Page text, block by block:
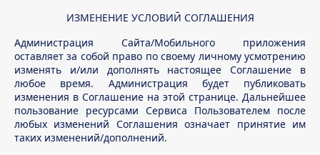
ИЗМЕНЕНИЕ УСЛОВИЙ СОГЛАШЕНИЯ
Администрация Сайта/Мобильного приложения
оставляет за собой право по своему личному усмотрению
изменять и/или дополнять настоящее Соглашение в
любое время. Администрация будет публиковать
изменения в Соглашение на этой странице. Дальнейшее
пользование ресурсами Сервиса Пользователем после
любых изменений Соглашения означает принятие им
таких изменений/дополнений.